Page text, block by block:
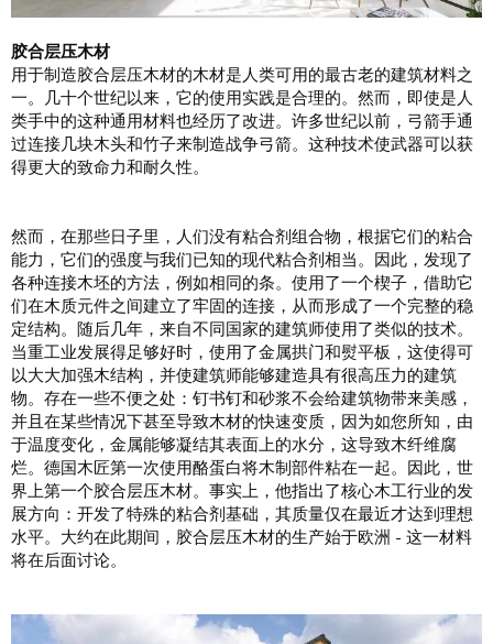
胶合层压木材
用于制造胶合层压木材的木材是人类可用的最古老的建筑材料之
一。几十个世纪以来，它的使用实践是合理的。然而，即使是人
类手中的这种通用材料也经历了改进。许多世纪以前，弓箭手通
过连接几块木头和竹子来制造战争弓箭。这种技术使武器可以获
得更大的致命力和耐久性。
然而，在那些日子里，人们没有粘合剂组合物，根据它们的粘合
能力，它们的强度与我们已知的现代粘合剂相当。因此，发现了
各种连接木坯的方法，例如相同的条。使用了一个楔子，借助它
们在木质元件之间建立了牢固的连接，从而形成了一个完整的稳
定结构。随后几年，来自不同国家的建筑师使用了类似的技术。
当重工业发展得足够好时，使用了金属拱门和熨平板，这使得可
以大大加强木结构，并使建筑师能够建造具有很高压力的建筑
物。存在一些不便之处：钉书钉和砂浆不会给建筑物带来美感，
并且在某些情况下甚至导致木材的快速变质，因为如您所知，由
于温度变化，金属能够凝结其表面上的水分，这导致木纤维腐
烂。德国木匠第一次使用酪蛋白将木制部件粘在一起。因此，世
界上第一个胶合层压木材。事实上，他指出了核心木工行业的发
展方向：开发了特殊的粘合剂基础，其质量仅在最近才达到理想
水平。大约在此期间，胶合层压木材的生产始于欧洲 - 这一材料
将在后面讨论。